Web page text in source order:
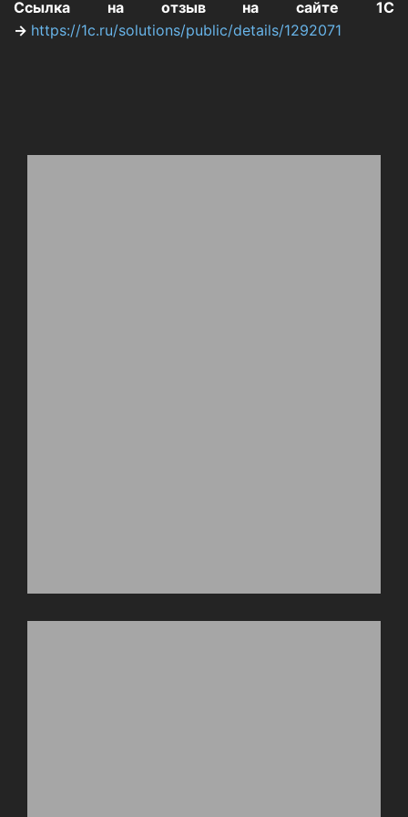
Ссылка на отзыв на сайте 1С
→ https://1c.ru/solutions/public/details/1292071